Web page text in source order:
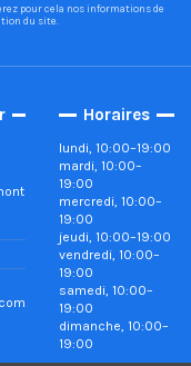
pour cela nos informations de
du site.
Horaires
lundi, 10:00–19:00
mardi, 10:00–
19:00
mercredi, 10:00–
19:00
jeudi, 10:00–19:00
vendredi, 10:00–
19:00
samedi, 10:00–
19:00
dimanche, 10:00–
19:00